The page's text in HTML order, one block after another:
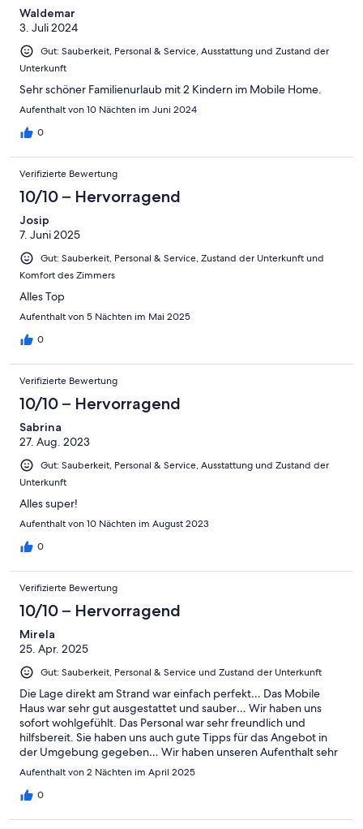
Waldemar
3. Juli 2024
Gut: Sauberkeit, Personal & Service, Ausstattung und Zustand der
Unterkunft
Sehr schöner Familienurlaub mit 2 Kindern im Mobile Home.
Aufenthalt von 10 Nächten im Juni 2024
0
Verifizierte Bewertung
10/10 – Hervorragend
Josip
7. Juni 2025
Gut: Sauberkeit, Personal & Service, Zustand der Unterkunft und
Komfort des Zimmers
Alles Top
Aufenthalt von 5 Nächten im Mai 2025
0
Verifizierte Bewertung
10/10 – Hervorragend
Sabrina
27. Aug. 2023
Gut: Sauberkeit, Personal & Service, Ausstattung und Zustand der
Unterkunft
Alles super!
Aufenthalt von 10 Nächten im August 2023
0
Verifizierte Bewertung
10/10 – Hervorragend
Mirela
25. Apr. 2025
Gut: Sauberkeit, Personal & Service und Zustand der Unterkunft
Die Lage direkt am Strand war einfach perfekt… Das Mobile
Haus war sehr gut ausgestattet und sauber… Wir haben uns
sofort wohlgefühlt. Das Personal war sehr freundlich und
hilfsbereit. Sie haben uns auch gute Tipps für das Angebot in
der Umgebung gegeben… Wir haben unseren Aufenthalt sehr
genossen und würden diese Unterkunft jederzeit wieder
buchen. Sie ist perfekt für einen entspannten Urlaub am Meer
Aufenthalt von 2 Nächten im April 2025
0